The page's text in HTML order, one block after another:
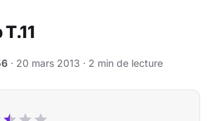
· 20 mars 2013 · 2 min de lecture